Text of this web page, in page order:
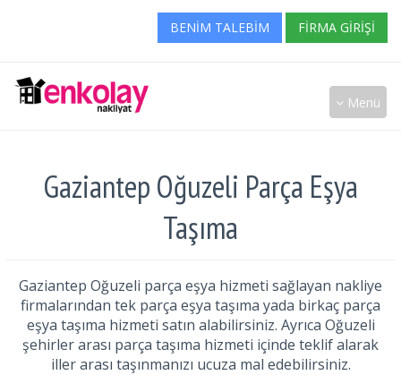
BENIM TALEBIM FIRMA GIRIŞI
Menü
Gaziantep Oğuzeli Parça Eşya
Taşıma
Gaziantep Oğuzeli parça eşya hizmeti sağlayan nakliye
firmalarından tek parça eşya taşıma yada birkaç parça
eşya taşıma hizmeti satın alabilirsiniz. Ayrıca Oğuzeli
şehirler arası parça taşıma hizmeti içinde teklif alarak
iller arası taşınmanızı ucuza mal edebilirsiniz.